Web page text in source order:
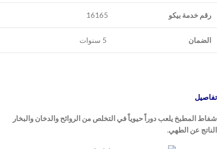
رقم خدمة بيكو ‎16165
الضمان
تفاصيل
شفاط المطبخ يلعب دوراً حيوياً في التخلص من الروائح والدخان والبخار
الناتج عن الطهي.